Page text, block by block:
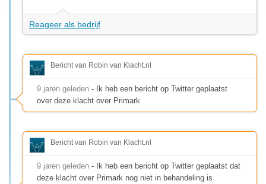
Reageer als bedrijf
Bericht van Robin van Klacht.nl
9 jaren geleden - Ik heb een bericht op Twitter geplaatst
over deze klacht over Primark
Bericht van Robin van Klacht.nl
9 jaren geleden - Ik heb een bericht op Twitter geplaatst dat
deze klacht over Primark nog niet in behandeling is